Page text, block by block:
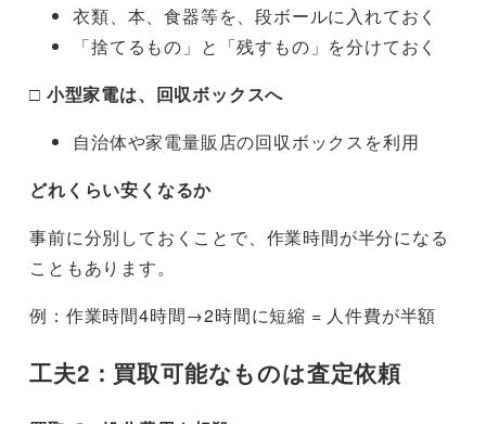
衣類、本、食器等を、段ボールに入れておく
「捨てるもの」と「残すもの」を分けておく
□ 小型家電は、回収ボックスへ
自治体や家電量販店の回収ボックスを利用
どれくらい安くなるか
事前に分別しておくことで、作業時間が半分になる
こともあります。
例：作業時間4時間→2時間に短縮 = 人件費が半額
工夫2：買取可能なものは査定依頼